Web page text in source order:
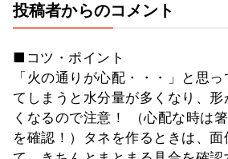
投稿者からのコメント
■コツ・ポイント
「火の通りが心配・・・」と思
てしまうと水分量が多くなり、
くなるので注意！ （心配な時は
を確認！）タネを作るときは、